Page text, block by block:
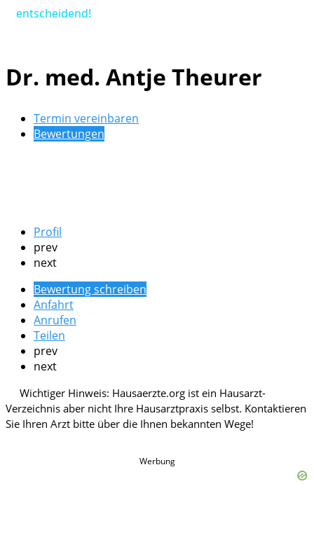
entscheidend!
Dr. med. Antje Theurer
Termin vereinbaren
Bewertungen
Profil
prev
next
Bewertung schreiben
Anfahrt
Anrufen
Teilen
prev
next
Werbung